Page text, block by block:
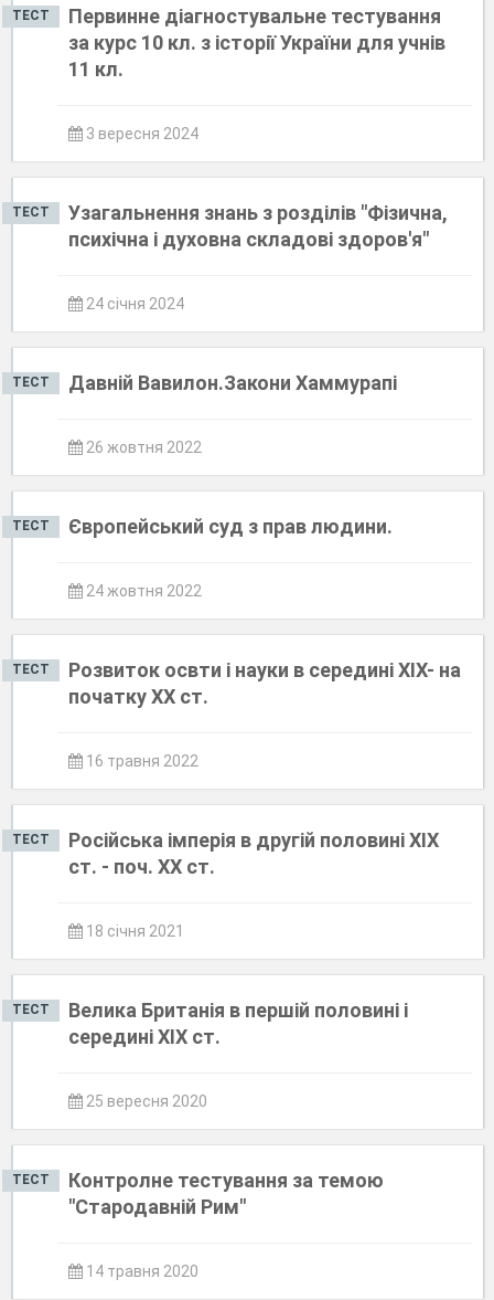
ТЕСТ
Первинне діагностувальне тестування
за курс 10 кл. з історії України для учнів
11 кл.
3 вересня 2024
ТЕСТ
Узагальнення знань з розділів "Фізична,
психічна і духовна складові здоров'я"
24 січня 2024
ТЕСТ Давній Вавилон.Закони Хаммурапі
26 жовтня 2022
ТЕСТ Європейський суд з прав людини.
24 жовтня 2022
ТЕСТ
Розвиток освти і науки в середині ХІХ- на
початку ХХ ст.
16 травня 2022
ТЕСТ
Російська імперія в другій половині XIX
ст. - поч. XX ст.
18 січня 2021
ТЕСТ
Велика Британія в першій половині і
середині ХІХ ст.
25 вересня 2020
ТЕСТ
Контролне тестування за темою
"Стародавній Рим"
14 травня 2020